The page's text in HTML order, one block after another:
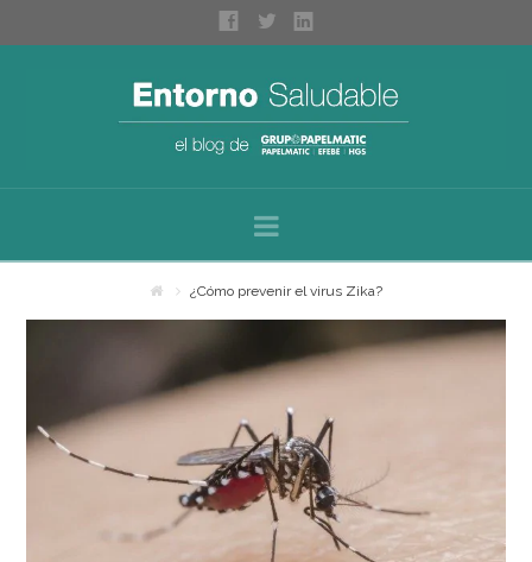
Navigation
Espacios saludables
Bienestar personal
Higiene profesional
¿Cómo prevenir el virus Zika?